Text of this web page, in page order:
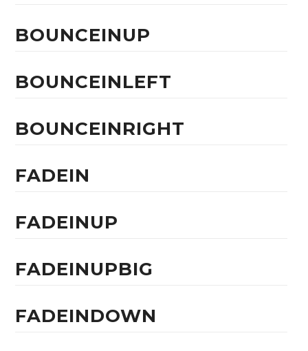
BOUNCEINUP
BOUNCEINLEFT
BOUNCEINRIGHT
FADEIN
FADEINUP
FADEINUPBIG
FADEINDOWN